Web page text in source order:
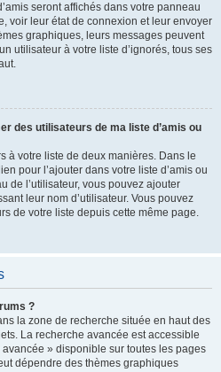
seront affichés dans votre panneau
voir leur état de connexion et leur envoyer
graphiques, leurs messages peuvent
utilisateur à votre liste d’ignorés, tous ses
des utilisateurs de ma liste d’amis ou
à votre liste de deux manières. Dans le
pour l’ajouter dans votre liste d’amis ou
de l’utilisateur, vous pouvez ajouter
leur nom d’utilisateur. Vous pouvez
de votre liste depuis cette même page.
?
la zone de recherche située en haut des
La recherche avancée est accessible
» disponible sur toutes les pages
dépendre des thèmes graphiques